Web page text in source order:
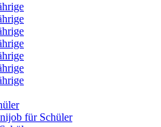
für Schüler